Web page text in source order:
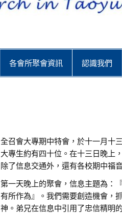
各會所聚會資訊 認識我們
全召會大專期中特會，於十一月十
大專生約有四十位。在十三日晚上
除了信息交通外，還有各校期中福
第一天晚上的聚會，信息主題為：
有所作為』。我們需要創造機會，
神。弟兄在信息中引用了忠信精明